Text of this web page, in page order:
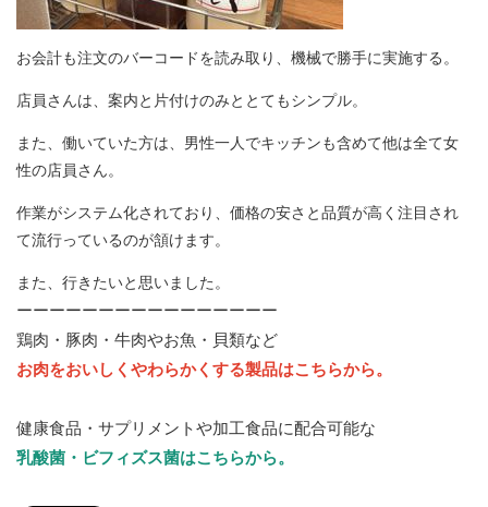
お会計も注文のバーコードを読み取り、機械で勝手に実施する。
店員さんは、案内と片付けのみととてもシンプル。
また、働いていた方は、男性一人でキッチンも含めて他は全て女
性の店員さん。
作業がシステム化されており、価格の安さと品質が高く注目され
て流行っているのが頷けます。
また、行きたいと思いました。
ーーーーーーーーーーーーーーーー
鶏肉・豚肉・牛肉やお魚・貝類など
お肉をおいしくやわらかくする製品はこちらから。
健康食品・サプリメントや加工食品に配合可能な
乳酸菌・ビフィズス菌はこちらから。